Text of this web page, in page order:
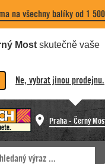
na všechny balíky od 1
Most skutečně vaše
Ne, vybrat jinou prodejnu.
Praha - Černý